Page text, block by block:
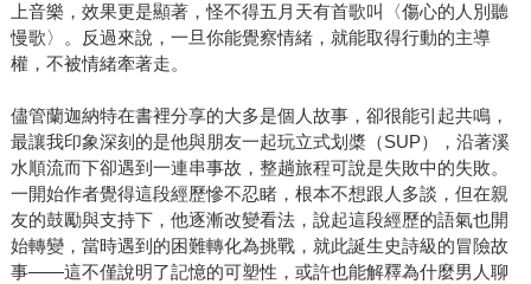
上音樂，效果更是顯著，怪不得五月天有首歌叫〈傷心的人別聽
慢歌〉。反過來說，一旦你能覺察情緒，就能取得行動的主導
權，不被情緒牽著走。
儘管蘭迦納特在書裡分享的大多是個人故事，卻很能引起共鳴，
最讓我印象深刻的是他與朋友一起玩立式划槳（SUP），沿著溪
水順流而下卻遇到一連串事故，整趟旅程可說是失敗中的失敗。
一開始作者覺得這段經歷慘不忍睹，根本不想跟人多談，但在親
友的鼓勵與支持下，他逐漸改變看法，說起這段經歷的語氣也開
始轉變，當時遇到的困難轉化為挑戰，就此誕生史詩級的冒險故
事——這不僅說明了記憶的可塑性，或許也能解釋為什麼男人聊